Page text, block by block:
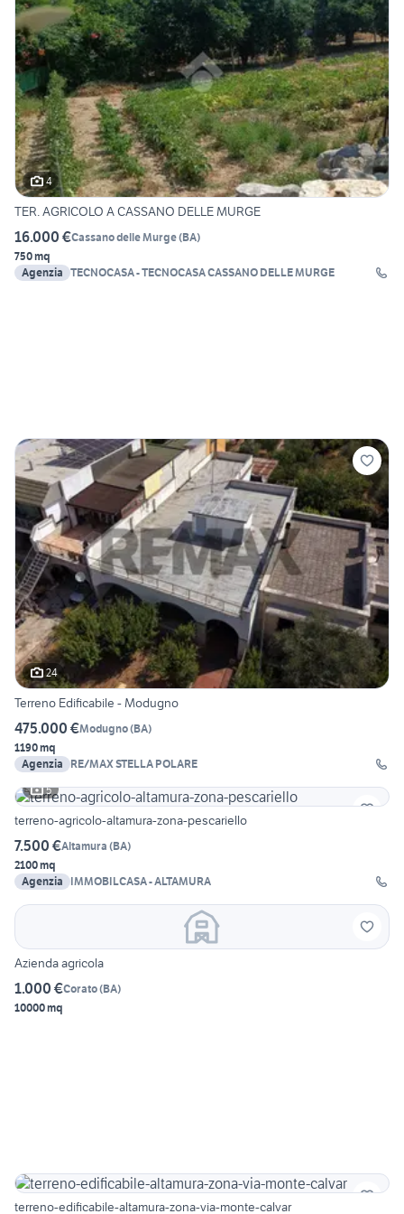
4
TER. AGRICOLO A CASSANO DELLE MURGE
16.000 €Cassano delle Murge(BA)
750 mq
Agenzia TECNOCASA - TECNOCASA CASSANO DELLE MURGE
24
Terreno Edificabile - Modugno
475.000 €Modugno(BA)
1190 mq
Agenzia
RE/MAX STELLA POLARE
5
terreno-agricolo-altamura-zona-pescariello
7.500 €Altamura (BA)
2100 mq
Agenzia
IMMOBILCASA - ALTAMURA
Azienda agricola
1.000 €Corato(BA)
10000 mq
terreno-edificabile-altamura-zona-via-monte-calvar